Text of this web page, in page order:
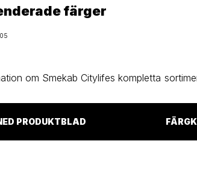
färger
om Smekab Citylifes kompletta
PRODUKTBLAD